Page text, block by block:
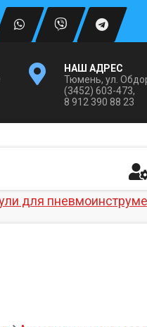
НАШ АДРЕС
Тюмень, ул.
(3452) 603-473,
8 912 390 88 23
для